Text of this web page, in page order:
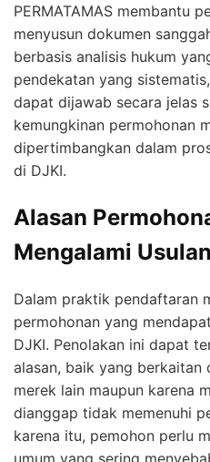
PERMATAMAS membantu
menyusun dokumen
berbasis analisis hukum
pendekatan yang
dapat dijawab secara jelas
kemungkinan permohonan
dipertimbangkan dalam
di DJKI.
Alasan
Mengalami
Dalam praktik pendaftaran
permohonan yang
DJKI. Penolakan ini dapat
alasan, baik yang berkaitan
merek lain maupun karena
dianggap tidak memenuhi
karena itu, pemohon perlu
umum yang sering